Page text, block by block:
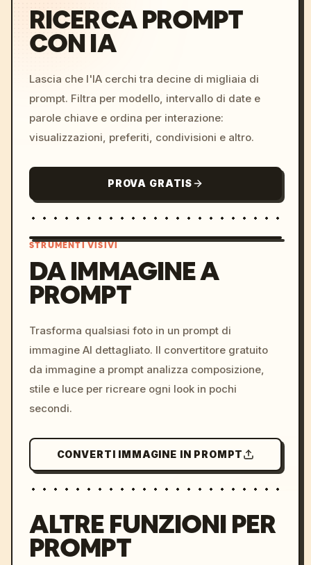
RICERCA PROMPT
CON IA
Lascia che l'IA cerchi tra decine di migliaia di
prompt. Filtra per modello, intervallo di date e
parole chiave e ordina per interazione:
visualizzazioni, preferiti, condivisioni e altro.
PROVA GRATIS
colors, 8k --v 6.0
STRUMENTI VISIVI
DA IMMAGINE A
PROMPT
Trasforma qualsiasi foto in un prompt di
immagine AI dettagliato. Il convertitore gratuito
da immagine a prompt analizza composizione,
stile e luce per ricreare ogni look in pochi
secondi.
CONVERTI IMMAGINE IN PROMPT
ALTRE FUNZIONI PER
PROMPT